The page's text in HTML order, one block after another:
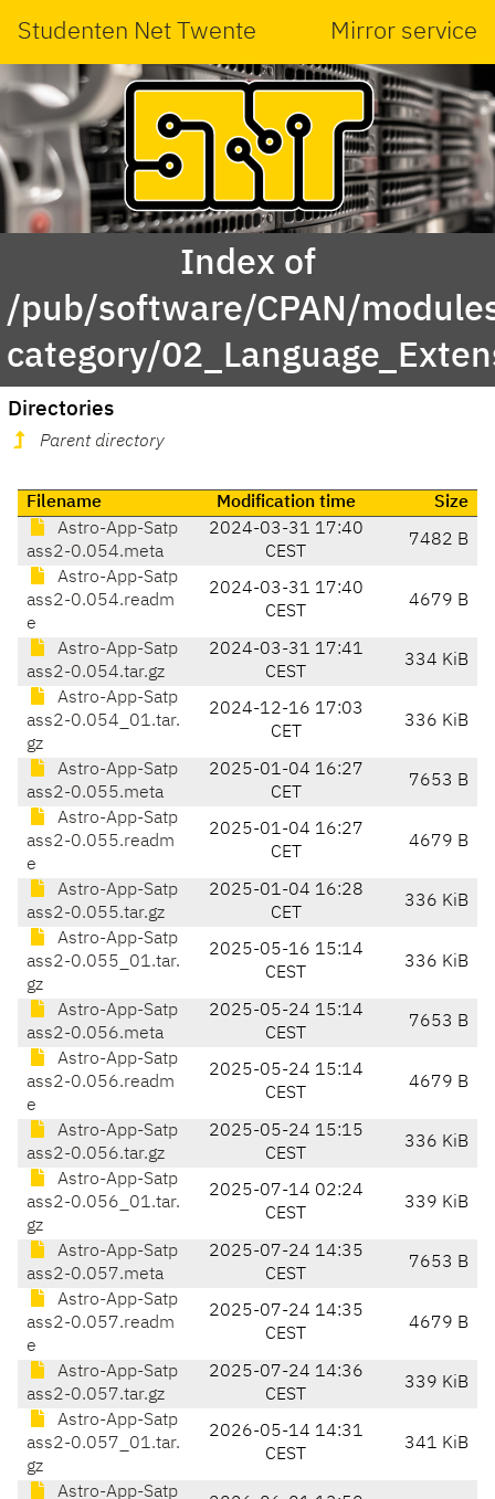
Studenten Net Twente Mirror service
Index of
/pub/software/CPAN/
category/
Directories
Parent directory
Filename Modification time
Size
Astro-App-Satp
ass2-0.054.meta
2024-03-31 17:40
CEST
7482 B
Astro-App-Satp
ass2-0.054.readm
e
2024-03-31 17:40
CEST
4679 B
Astro-App-Satp
ass2-0.054.tar.gz
2024-03-31 17:41
CEST
334 KiB
Astro-App-Satp
ass2-0.054_01.tar.
gz
2024-12-16 17:03
CET
336 KiB
Astro-App-Satp
ass2-0.055.meta
2025-01-04 16:27
CET
7653 B
Astro-App-Satp
ass2-0.055.readm
e
2025-01-04 16:27
CET
4679 B
Astro-App-Satp
ass2-0.055.tar.gz
2025-01-04 16:28
CET
336 KiB
Astro-App-Satp
ass2-0.055_01.tar.
gz
2025-05-16 15:14
CEST
336 KiB
Astro-App-Satp
ass2-0.056.meta
2025-05-24 15:14
CEST
7653 B
Astro-App-Satp
ass2-0.056.readm
e
2025-05-24 15:14
CEST
4679 B
Astro-App-Satp
ass2-0.056.tar.gz
2025-05-24 15:15
CEST
336 KiB
Astro-App-Satp
ass2-0.056_01.tar.
gz
2025-07-14 02:24
CEST
339 KiB
Astro-App-Satp
ass2-0.057.meta
2025-07-24 14:35
CEST
7653 B
Astro-App-Satp
ass2-0.057.readm
e
2025-07-24 14:35
CEST
4679 B
Astro-App-Satp
ass2-0.057.tar.gz
2025-07-24 14:36
CEST
339 KiB
Astro-App-Satp
ass2-0.057_01.tar.
gz
2026-05-14 14:31
CEST
341 KiB
Astro-App-Satp